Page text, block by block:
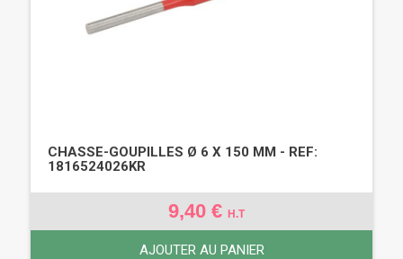
CHASSE-GOUPILLES Ø 6 X 150 MM - REF:
1816524026KR
9,40 € H.T
AJOUTER AU PANIER